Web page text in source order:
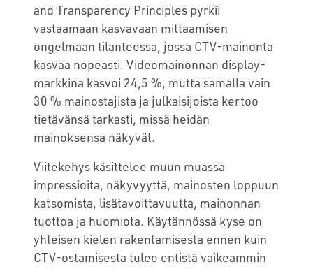
and Transparency Principles pyrkii
vastaamaan kasvavaan mittaamisen
ongelmaan tilanteessa, jossa CTV-mainonta
kasvaa nopeasti. Videomainonnan display-
markkina kasvoi 24,5 %, mutta samalla vain
30 % mainostajista ja julkaisijoista kertoo
tietävänsä tarkasti, missä heidän
mainoksensa näkyvät.
Viitekehys käsittelee muun muassa
impressioita, näkyvyyttä, mainosten loppuun
katsomista, lisätavoittavuutta, mainonnan
tuottoa ja huomiota. Käytännössä kyse on
yhteisen kielen rakentamisesta ennen kuin
CTV-ostamisesta tulee entistä vaikeammin